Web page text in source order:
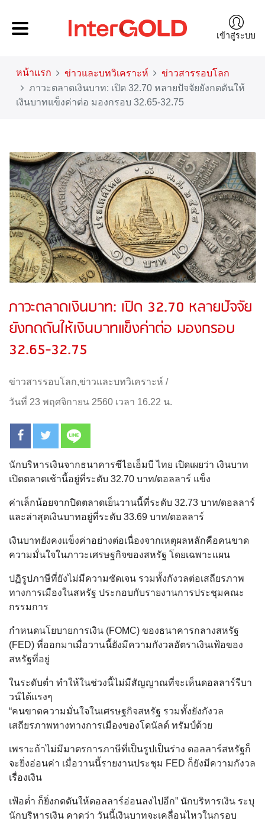
เข้าสู่ระบบ
หน้าแรก ข่าวและบทวิเคราะห์
ข่าวสารรอบโลก
ภาวะตลาดเงินบาท: เปิด 32.70 หลายปัจจัยยังกดดันให้
เงินบาทแข็งค่าต่อ มองกรอบ 32.65-32.75
ภาวะตลาดเงินบาท: เปิด 32.70 หลายปัจจัย
ยังกดดันให้เงินบาทแข็งค่าต่อ มองกรอบ
32.65-32.75
ข่าวสารรอบโลก,ข่าวและบทวิเคราะห์ /
วันที่ 23 พฤศจิกายน 2560 เวลา 16.22 น.
นักบริหารเงินจากธนาคารซีไอเอ็มบี ไทย เปิดเผยว่า เงินบาท
เปิดตลาดเช้านี้อยู่ที่ระดับ 32.70 บาท/ดอลลาร์ แข็ง
ค่าเล็กน้อยจากปิดตลาดเย็นวานนี้ที่ระดับ 32.73 บาท/ดอลลาร์
และล่าสุดเงินบาทอยู่ที่ระดับ 33.69 บาท/ดอลลาร์
เงินบาทยังคงแข็งค่าอย่างต่อเนื่องจากเหตุผลหลักคือคนขาด
ความมั่นใจในภาวะเศรษฐกิจของสหรัฐ โดยเฉพาะแผน
ปฏิรูปภาษีที่ยังไม่มีความชัดเจน รวมทั้งกังวลต่อเสถียรภาพ
ทางการเมืองในสหรัฐ ประกอบกับรายงานการประชุมคณะ
กรรมการ
กำหนดนโยบายการเงิน (FOMC) ของธนาคารกลางสหรัฐ
(FED) ที่ออกมาเมื่อวานนี้ยังมีความกังวลอัตราเงินเฟ้อของ
สหรัฐที่อยู่
ในระดับต่ำ ทำให้ในช่วงนี้ไม่มีสัญญาณที่จะเห็นดอลลาร์รีบา
วน์ได้แรงๆ
“คนขาดความมั่นใจในเศรษฐกิจสหรัฐ รวมทั้งยังกังวล
เสถียรภาพทางทางการเมืองของโดนัลด์ ทรัมป์ด้วย
เพราะถ้าไม่มีมาตรการภาษีที่เป็นรูปเป็นร่าง ดอลลาร์สหรัฐก็
จะยิ่งอ่อนค่า เมื่อวานนี้รายงานประชุม FED ก็ยังมีความกังวล
เรื่องเงิน
เฟ้อต่ำ ก็ยิ่งกดดันให้ดอลลาร์อ่อนลงไปอีก” นักบริหารเงิน ระบุ
นักบริหารเงิน คาดว่า วันนี้เงินบาทจะเคลื่อนไหวในกรอบ